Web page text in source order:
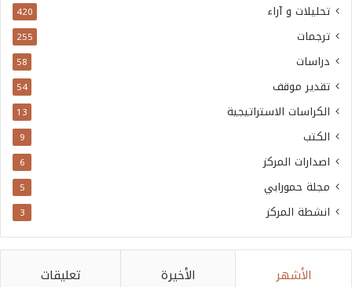
تحليلات و آراء 420
ترجمات 255
دراسات 58
تقدير موقف 54
الكراسات الاستراتيجية 13
الكتب 9
اصدارات المركز 6
مجلة حمورابي 5
انشطة المركز 3
الأشهر الأخيرة تعليقات